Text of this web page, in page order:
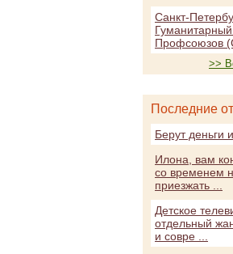
Санкт-
Профсоюзов
>>
Последние
Берут деньги
Илона, вам
со временем
приезжать ...
Детское
отдельный
и совре ...